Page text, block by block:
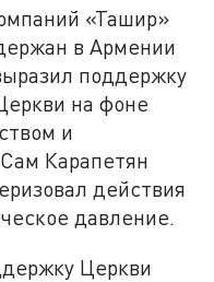
«Ташир»
в Армении
поддержку
на фоне
и
Карапетян
действия
давление.
Церкви